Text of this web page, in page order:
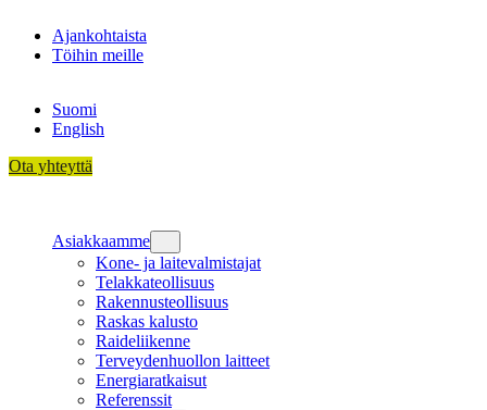
sisältöönAjankohtaista
Töihin meille
Suomi
English
Ota yhteyttä
Asiakkaamme
Kone- ja laitevalmistajat
Telakkateollisuus
Rakennusteollisuus
Raskas kalusto
Raideliikenne
Terveydenhuollon laitteet
Energiaratkaisut
Referenssit